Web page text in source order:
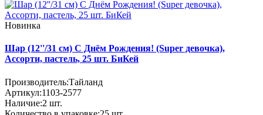
Новинка
Шар (12''/31 см) С Днём Рождения! (Super девочка),
Ассорти, пастель, 25 шт. БиКей
Производитель:Тайланд
Артикул:1103-2577
Наличие:2 шт.